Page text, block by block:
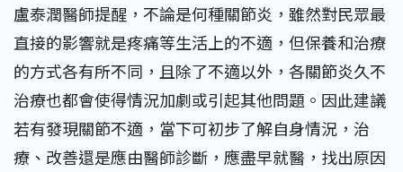
盧泰潤醫師提醒，不論是何種關節炎，雖然對民眾最
直接的影響就是疼痛等生活上的不適，但保養和治療
的方式各有所不同，且除了不適以外，各關節炎久不
治療也都會使得情況加劇或引起其他問題。因此建議
若有發現關節不適，當下可初步了解自身情況，治
療、改善還是應由醫師診斷，應盡早就醫，找出原因